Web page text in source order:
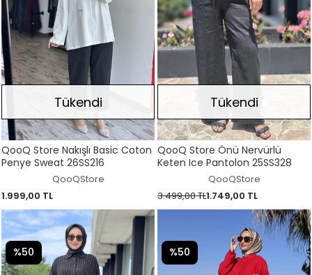
Tükendi
QooQ Store Nakışlı Basic Coton
Penye Sweat 26SS216
QooQStore
1.999,00 TL
Tükendi
QooQ Store Önü Nervürlü
Keten Ice Pantolon 25SS328
QooQStore
3.499,00 TL1.749,00 TL
%50 %50